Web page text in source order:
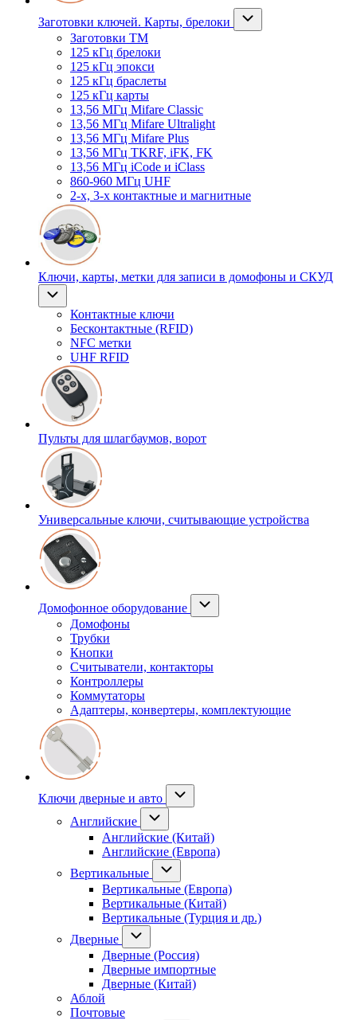
Заготовки ключей. Карты, брелоки
Заготовки ТМ
125 кГц брелоки
125 кГц эпокси
125 кГц браслеты
125 кГц карты
13,56 МГц Mifare Classic
13,56 МГц Mifare Ultralight
13,56 МГц Mifare Plus
13,56 МГц TKRF, iFK, FK
13,56 МГц iCode и iClass
860-960 МГц UHF
2-х, 3-х контактные и магнитные
Ключи, карты, метки для записи в домофоны и СКУД
Контактные ключи
Бесконтактные (RFID)
NFC метки
UHF RFID
Пульты для шлагбаумов, ворот
Универсальные ключи, считывающие устройства
Домофонное оборудование
Домофоны
Трубки
Кнопки
Считыватели, контакторы
Контроллеры
Коммутаторы
Адаптеры, конвертеры, комплектующие
Ключи дверные и авто
Английские
Английские (Китай)
Английские (Европа)
Вертикальные
Вертикальные (Европа)
Вертикальные (Китай)
Вертикальные (Турция и др.)
Дверные
Дверные (Россия)
Дверные импортные
Дверные (Китай)
Аблой
Почтовые